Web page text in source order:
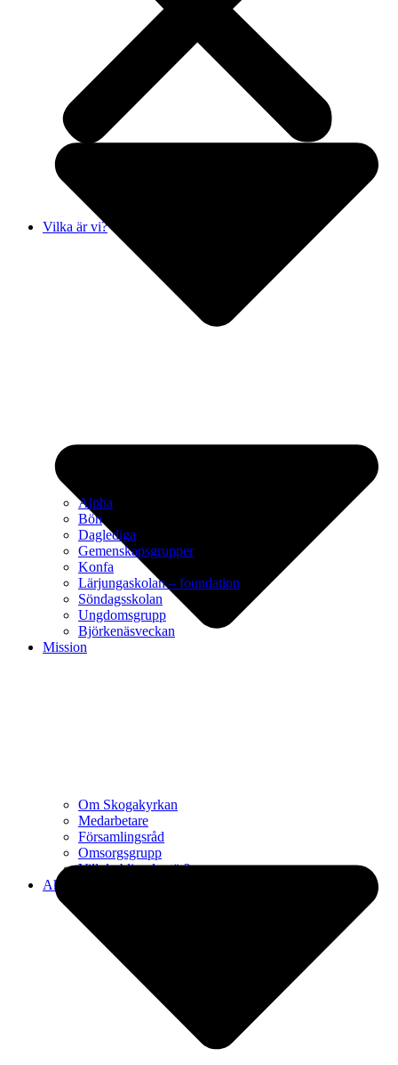
Vilka är vi?
Om Skogakyrkan
Medarbetare
Församlingsråd
Omsorgsgrupp
Vill du bli volontär?
Aktiviteter
Alpha
Bön
Daglediga
Gemenskapsgrupper
Konfa
Lärjungaskolan – foundation
Söndagsskolan
Ungdomsgrupp
Björkenäsveckan
Mission